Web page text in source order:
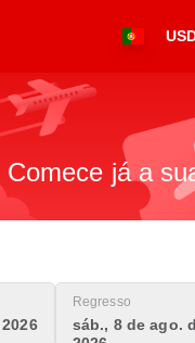
já a
Regresso
sáb., 8 de ago.